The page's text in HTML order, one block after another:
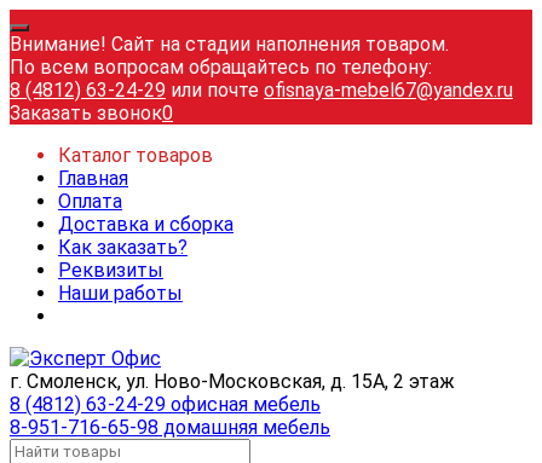
Внимание! Сайт на стадии наполнения товаром.
По всем вопросам обращайтесь по телефону:
8 (4812) 63-24-29 или почте ofisnaya-mebel67@yandex.ru
Заказать звонок0
Каталог товаров
Главная
Оплата
Доставка и сборка
Как заказать?
Реквизиты
Наши работы
г. Смоленск, ул. Ново-Московская, д. 15А, 2 этаж
8 (4812) 63-24-29 офисная мебель
8-951-716-65-98 домашняя мебель